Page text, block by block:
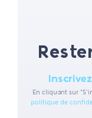
En cliquant sur
politique de